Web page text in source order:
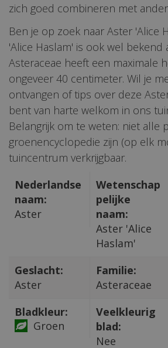
zich goed combineren met
Ben je op zoek naar Aster 'Alice
'Alice Haslam' is ook wel bekend
Asteraceae heeft een maximale
ongeveer 40 centimeter. Wil je
ontvangen of tips over deze
bent van harte welkom in ons
Belangrijk om te weten: niet alle
groenencyclopedie zijn (op elk
tuincentrum verkrijgbaar.
Nederlandse
naam:
Aster
Wetenschap
pelijke
naam:
Aster 'Alice
Haslam'
Geslacht:
Aster
Familie:
Asteraceae
Bladkleur:
Groen
Veelkleurig
blad:
Nee